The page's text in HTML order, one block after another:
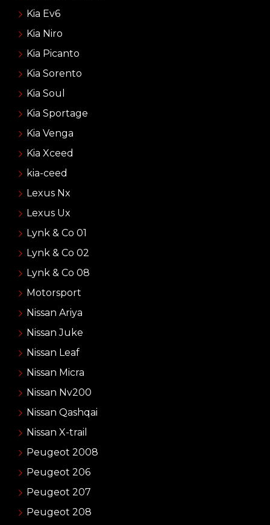
Kia Ev6
Kia Niro
Kia Picanto
Kia Sorento
Kia Soul
Kia Sportage
Kia Venga
Kia Xceed
kia-ceed
Lexus Nx
Lexus Ux
Lynk & Co 01
Lynk & Co 02
Lynk & Co 08
Motorsport
Nissan Ariya
Nissan Juke
Nissan Leaf
Nissan Micra
Nissan Nv200
Nissan Qashqai
Nissan X-trail
Peugeot 2008
Peugeot 206
Peugeot 207
Peugeot 208